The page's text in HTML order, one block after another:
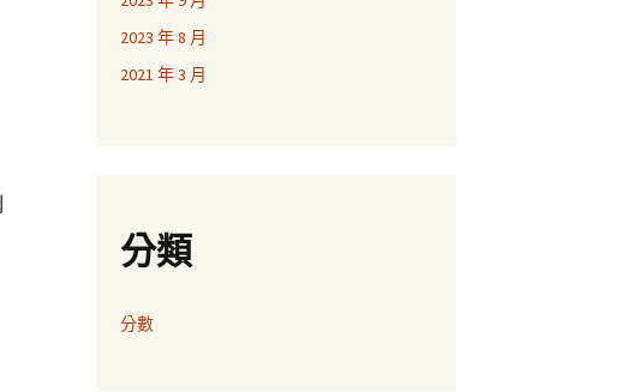
2023 年 8 月
2021 年 3 月
分類
分數